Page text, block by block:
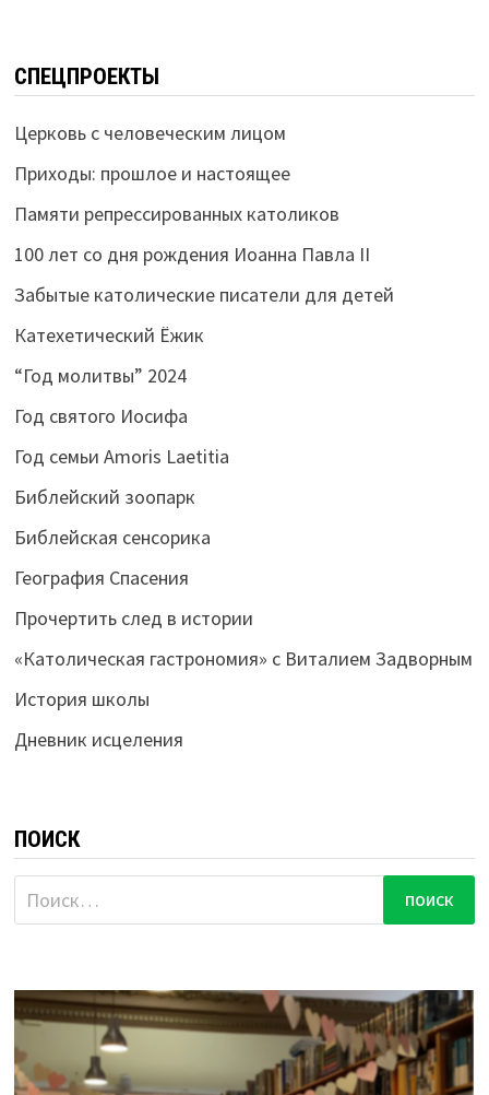
СПЕЦПРОЕКТЫ
Церковь с человеческим лицом
Приходы: прошлое и настоящее
Памяти репрессированных католиков
100 лет со дня рождения Иоанна Павла II
Забытые католические писатели для детей
Катехетический Ёжик
“Год молитвы” 2024
Год святого Иосифа
Год семьи Amoris Laetitia
Библейский зоопарк
Библейская сенсорика
География Спасения
Прочертить след в истории
«Католическая гастрономия» с Виталием Задворным
История школы
Дневник исцеления
ПОИСК
Найти: